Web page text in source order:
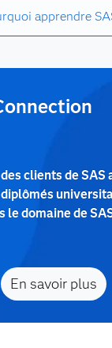
apprendre
clients de SAS
le domaine de
En savoir plus